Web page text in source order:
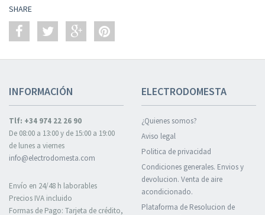
SHARE
INFORMACIÓN
Tlf: +34 974 22 26 90
De 08:00 a 13:00 y de 15:00 a 19:00
de lunes a viernes
info@electrodomesta.com
Envío en 24/48 h laborables
Precios IVA incluido
Formas de Pago: Tarjeta de crédito,
ELECTRODOMESTA
¿Quienes somos?
Aviso legal
Politica de privacidad
Condiciones generales. Envios y
devolucion. Venta de aire
acondicionado.
Plataforma de Resolucion de